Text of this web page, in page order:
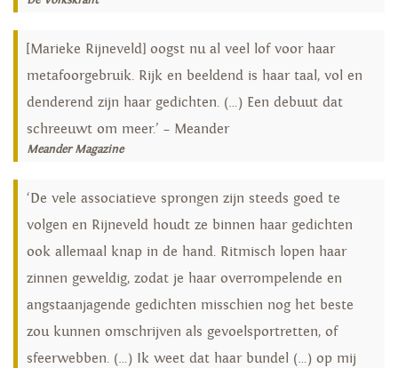
[Marieke Rijneveld] oogst nu al veel lof voor haar
metafoorgebruik. Rijk en beeldend is haar taal, vol en
denderend zijn haar gedichten. (…) Een debuut dat
schreeuwt om meer.’ – Meander
Meander Magazine
‘De vele associatieve sprongen zijn steeds goed te
volgen en Rijneveld houdt ze binnen haar gedichten
ook allemaal knap in de hand. Ritmisch lopen haar
zinnen geweldig, zodat je haar overrompelende en
angstaanjagende gedichten misschien nog het beste
zou kunnen omschrijven als gevoelsportretten, of
sfeerwebben. (…) Ik weet dat haar bundel (…) op mij